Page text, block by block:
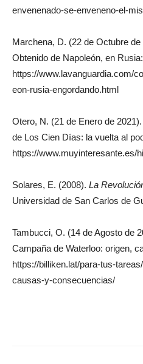
envenenado-se-enveneno-el-
Marchena, D. (22 de Octubre de
Obtenido de Napoleón, en
https://www.lavanguardia.com/
eon-rusia-engordando.html
Otero, N. (21 de Enero de 2021).
de Los Cien Días: la vuelta al
https://www.muyinteresante.es/
Solares, E. (2008). La
Universidad de San Carlos de
Tambucci, O. (14 de Agosto de
Campaña de Waterloo: origen,
https://billiken.lat/para-tus-
causas-y-consecuencias/